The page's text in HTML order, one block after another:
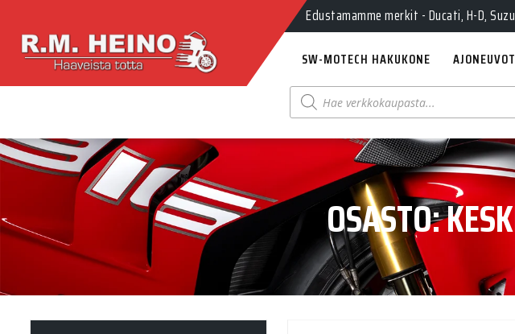
Edustamamme merkit - Ducati, H-D,
SW-MOTECH HAKUKONE AJONEUVOT
Products
search
OSASTO: